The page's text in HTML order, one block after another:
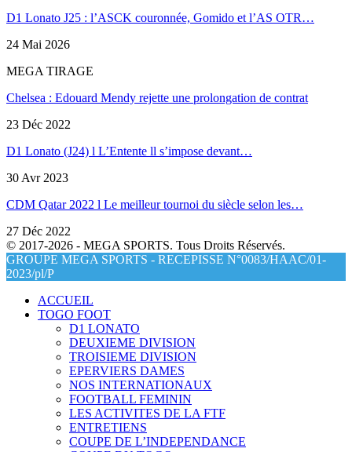
D1 Lonato J25 : l’ASCK couronnée, Gomido et l’AS OTR…
24 Mai 2026
MEGA TIRAGE
Chelsea : Edouard Mendy rejette une prolongation de contrat
23 Déc 2022
D1 Lonato (J24) l L’Entente ll s’impose devant…
30 Avr 2023
CDM Qatar 2022 l Le meilleur tournoi du siècle selon les…
27 Déc 2022
© 2017-2026 - MEGA SPORTS. Tous Droits Réservés.
GROUPE MEGA SPORTS - RECEPISSE N°0083/HAAC/01-
2023/pl/P
ACCUEIL
TOGO FOOT
D1 LONATO
DEUXIEME DIVISION
TROISIEME DIVISION
EPERVIERS DAMES
NOS INTERNATIONAUX
FOOTBALL FEMININ
LES ACTIVITES DE LA FTF
ENTRETIENS
COUPE DE L’INDEPENDANCE